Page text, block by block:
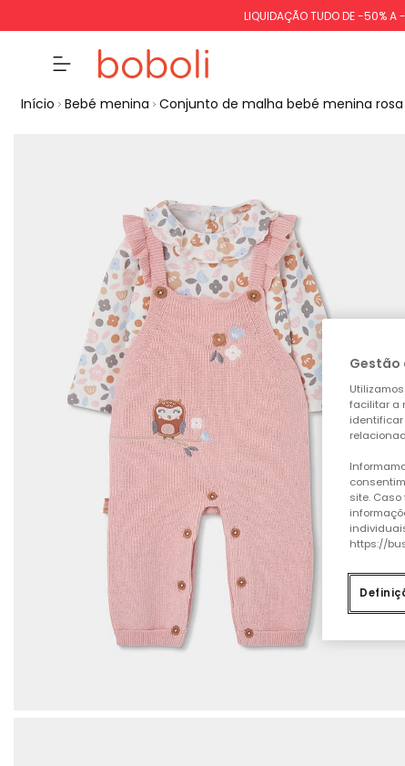
LIQUIDAÇÃO TUDO DE -50% A
Início Bebé menina Conjunto de malha bebé menina
Gestão
facilitar a
identificar
site.
https://